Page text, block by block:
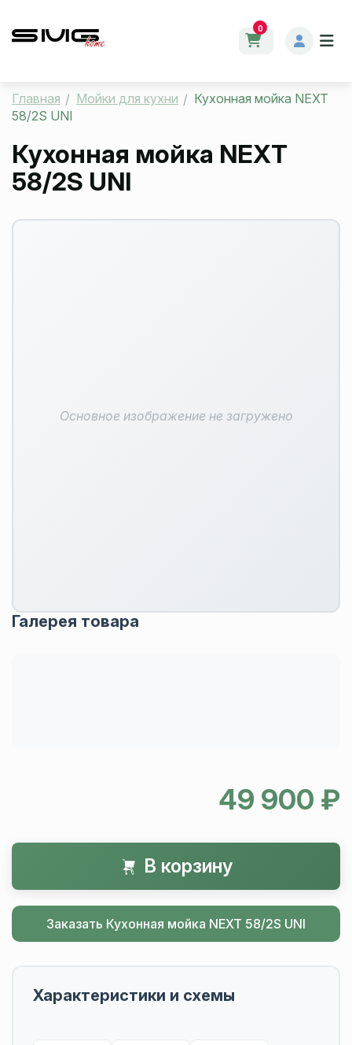
0
Главная Мойки для кухни
Кухонная мойка NEXT
58/2S UNI
Кухонная мойка NEXT
58/2S UNI
Основное изображение не загружено
Галерея товара
49 900 ₽
В корзину
Заказать Кухонная мойка NEXT 58/2S UNI
Характеристики и схемы